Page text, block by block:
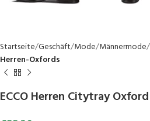
Startseite Geschäft Mode Männermode
Herren-Oxfords
ECCO Herren Citytray Oxford